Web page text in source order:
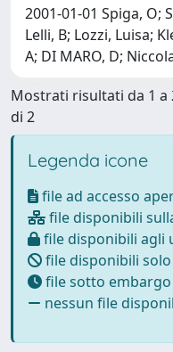
2001-01-01 Spiga, O;
Lelli, B; Lozzi, Luisa;
A; DI MARO, D;
Mostrati risultati da 1 a
di 2
Legenda icone
file ad accesso
file disponibili
file disponibili agli
file disponibili
file sotto embargo
nessun file